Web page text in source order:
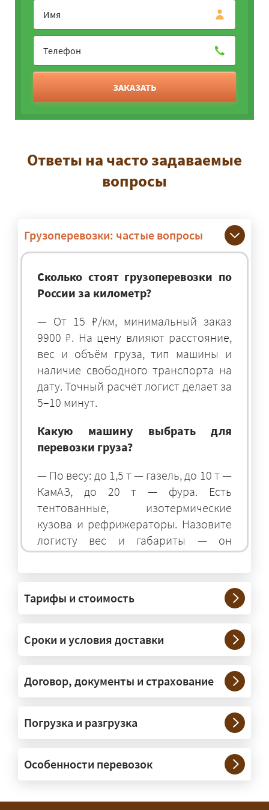
ЗАКАЗАТЬ
Ответы на часто задаваемые
вопросы
Грузоперевозки: частые вопросы
Сколько стоят грузоперевозки по
России за километр?
— От 15 ₽/км, минимальный заказ
9900 ₽. На цену влияют расстояние,
вес и объём груза, тип машины и
наличие свободного транспорта на
дату. Точный расчёт логист делает за
5–10 минут.
Какую машину выбрать для
перевозки груза?
— По весу: до 1,5 т — газель, до 10 т —
КамАЗ, до 20 т — фура. Есть
тентованные, изотермические
кузова и рефрижераторы. Назовите
логисту вес и габариты — он
подберёт оптимальный транспорт.
— Штатно — от 100 кг до 20 тонн.
Мелкие партии едут догрузом,
крупные — отдельной машиной.
Тяжеловесы 30–90 т организуем
через проверенных партнёров.
России?
межгородних перевозках по всей
России (от 100 км). Груз едет от
адреса до адреса на одной машине,
Тарифы и стоимость
Сроки и условия доставки
Договор, документы и страхование
Погрузка и разгрузка
Особенности перевозок